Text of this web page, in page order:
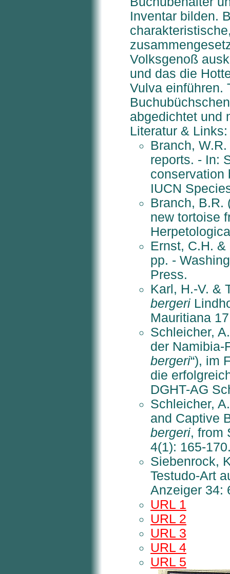
Inventar bilden.
Volksgenoß
und das die
Vulva einführen.
abgedichtet und
Literatur & Links:
Branch,
reports. - In:
conservation
IUCN
Branch, B.R.
new tortoise
Ernst, C.H.
pp. -
Press.
Karl, H.-V. &
bergeri
Mauritiana
Schleicher,
der
bergeri“), im
die
DGHT-AG
Schleicher,
and Captive
bergeri, from
4(1): 165-
Siebenrock,
Testudo-Art
Anzeiger 34:
URL 1
URL 2
URL 3
URL 4
URL 5